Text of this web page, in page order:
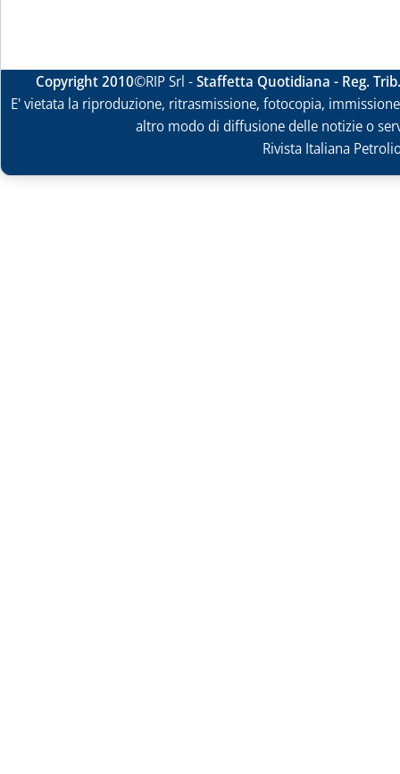
Copyright 2010©RIP Srl -Staffetta Quotidiana - Reg.
E' vietata la riproduzione, ritrasmissione, fotocopia,
altro modo di diffusione delle notizie o
Rivista Italiana